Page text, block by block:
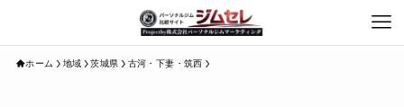
ホーム 地域 茨城県 古河・下妻・筑西